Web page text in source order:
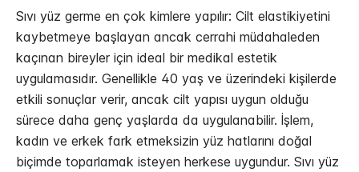
Sıvı yüz germe en çok kimlere yapılır: Cilt elastikiyetini
kaybetmeye başlayan ancak cerrahi müdahaleden
kaçınan bireyler için ideal bir medikal estetik
uygulamasıdır. Genellikle 40 yaş ve üzerindeki kişilerde
etkili sonuçlar verir, ancak cilt yapısı uygun olduğu
sürece daha genç yaşlarda da uygulanabilir. İşlem,
kadın ve erkek fark etmeksizin yüz hatlarını doğal
biçimde toparlamak isteyen herkese uygundur. Sıvı yüz